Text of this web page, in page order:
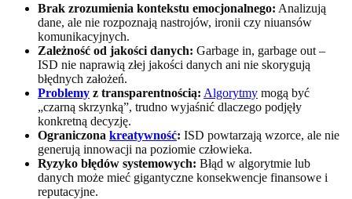
Brak zrozumienia kontekstu emocjonalnego: Analizują
dane, ale nie rozpoznają nastrojów, ironii czy niuansów
komunikacyjnych.
Zależność od jakości danych: Garbage in, garbage out –
ISD nie naprawią złej jakości danych ani nie skorygują
błędnych założeń.
Problemy z transparentnością: Algorytmy mogą być
„czarną skrzynką”, trudno wyjaśnić dlaczego podjęły
konkretną decyzję.
Ograniczona kreatywność: ISD powtarzają wzorce, ale nie
generują innowacji na poziomie człowieka.
Ryzyko błędów systemowych: Błąd w algorytmie lub
danych może mieć gigantyczne konsekwencje finansowe i
reputacyjne.